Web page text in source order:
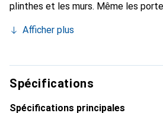
plinthes et les murs. Même les
Veuillez noter : ces câbles utilisent
légales, l'impression sur le câble
de raccordement S/FTP Cat.6A
Afficher plus
Spécifications
Spécifications principales